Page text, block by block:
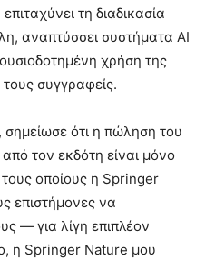
τη διαδικασία
αναπτύσσει συστήματα AI
χρήση της
συγγραφείς.
ότι η πώληση του
τον εκδότη είναι μόνο
οποίους η Springer
επιστήμονες να
— για λίγη επιπλέον
η Springer Nature μου